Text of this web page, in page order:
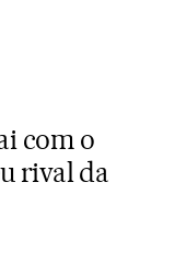
com o
rival da